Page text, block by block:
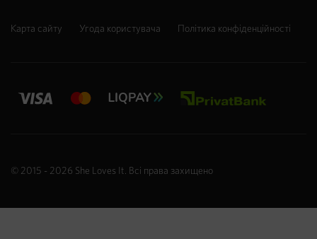
© 2015 - 2026 She Loves It. Всі права захищено
Карта сайту Угода користувача Політика конфіденційності